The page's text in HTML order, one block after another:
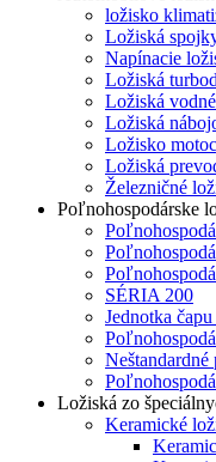
ložisko
Ložiská
Napínacie
Ložiská
Ložiská
Ložiská
Ložisko
Ložiská
Železničné
Poľnohospodárske
SÉRIA 200
Jednotka
Ložiská zo
Keramické